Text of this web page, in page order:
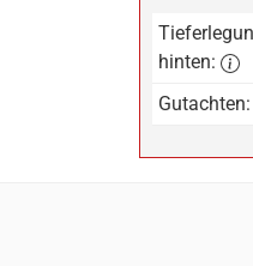
hinten:
Gutachten: